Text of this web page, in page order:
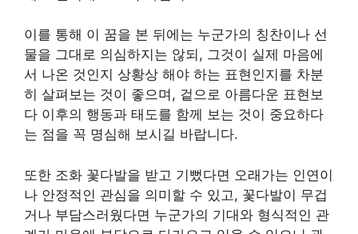
이를 통해 이 꿈을 본 뒤에는 누군가의 칭찬이나 선
물을 그대로 의심하지는 않되, 그것이 실제 마음에
서 나온 것인지 상황상 해야 하는 표현인지를 차분
히 살펴보는 것이 좋으며, 겉으로 아름다운 표현보
다 이후의 행동과 태도를 함께 보는 것이 중요하다
는 점을 꼭 명심해 보시길 바랍니다.
또한 조화 꽃다발을 받고 기뻤다면 오래가는 인연이
나 안정적인 관심을 의미할 수 있고, 꽃다발이 무겁
거나 부담스러웠다면 누군가의 기대와 형식적인 관